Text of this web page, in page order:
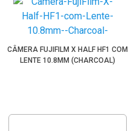
CÂMERA FUJIFILM X HALF HF1 COM
LENTE 10.8MM (CHARCOAL)